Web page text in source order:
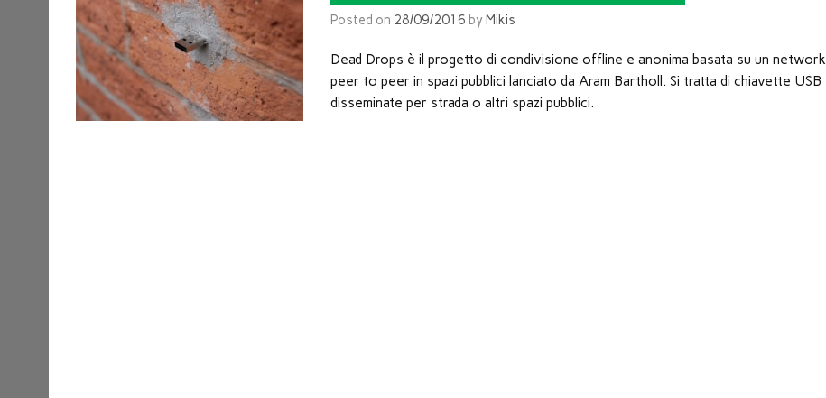
Posted on 28/09/2016 byMikis
Dead Drops è il progetto di condivisione offline e anonima basata su un network
peer to peer in spazi pubblici lanciato da Aram Bartholl. Si tratta di chiavette USB
disseminate per strada o altri spazi pubblici.